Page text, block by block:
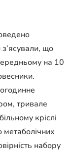
що
на 10
тривале
кріслі
набору